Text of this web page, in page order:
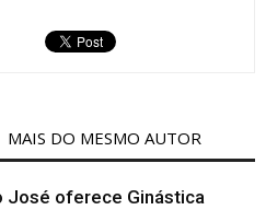
MAIS DO MESMO AUTOR
José oferece Ginástica